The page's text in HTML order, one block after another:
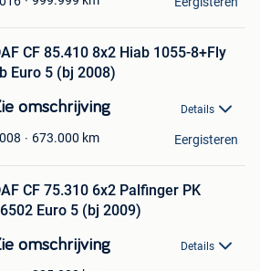
CF 85.410 8x2 Hiab 1055-8+Fly
Euro 5 (bj 2008)
omschrijving Details
673.000 km Eergisteren
CF 75.310 6x2 Palfinger PK
Euro 5 (bj 2009)
omschrijving Details